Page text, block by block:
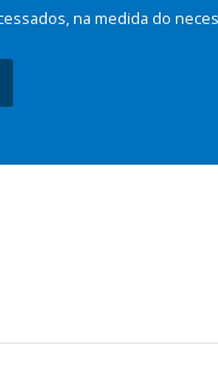
na medida do